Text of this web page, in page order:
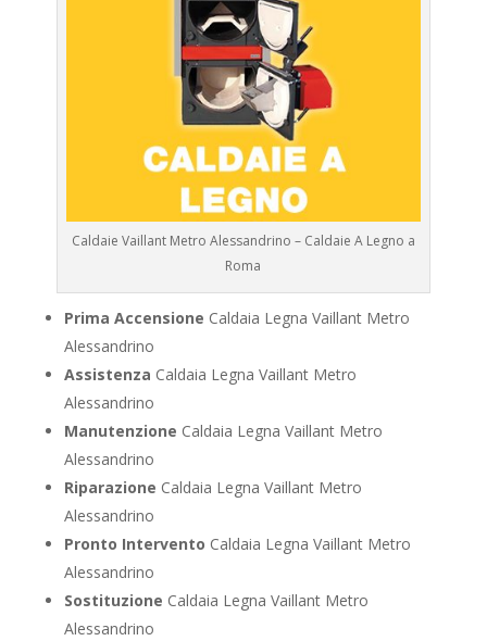
Caldaie Vaillant Metro Alessandrino – Caldaie A Legno a
Roma
Prima Accensione Caldaia Legna Vaillant Metro
Alessandrino
Assistenza Caldaia Legna Vaillant Metro
Alessandrino
Manutenzione Caldaia Legna Vaillant Metro
Alessandrino
Riparazione Caldaia Legna Vaillant Metro
Alessandrino
Pronto Intervento Caldaia Legna Vaillant Metro
Alessandrino
Sostituzione Caldaia Legna Vaillant Metro
Alessandrino